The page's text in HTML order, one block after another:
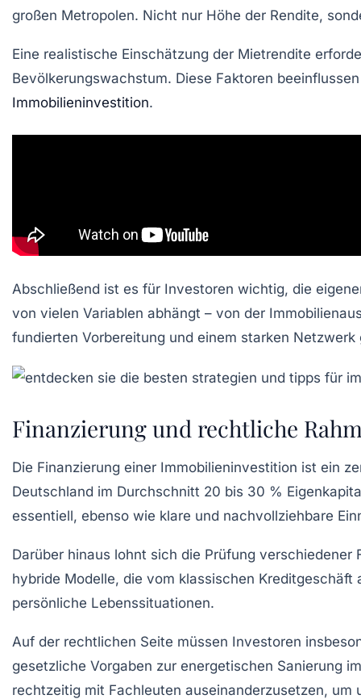
großen Metropolen. Nicht nur Höhe der Rendite,
Eine realistische Einschätzung der Mietrendite
Bevölkerungswachstum. Diese Faktoren
Immobilieninvestition.
Abschließend ist es für Investoren wichtig, die
von vielen Variablen abhängt – von der
fundierten Vorbereitung und einem starken
Finanzierung und rechtliche
Die Finanzierung einer Immobilieninvestition ist ein
Deutschland im Durchschnitt 20 bis 30 %
essentiell, ebenso wie klare und nachvollziehbare
Darüber hinaus lohnt sich die Prüfung
hybride Modelle, die vom klassischen
persönliche Lebenssituationen.
Auf der rechtlichen Seite müssen Investoren
gesetzliche Vorgaben zur energetischen Sanierung
rechtzeitig mit Fachleuten auseinanderzusetzen, um